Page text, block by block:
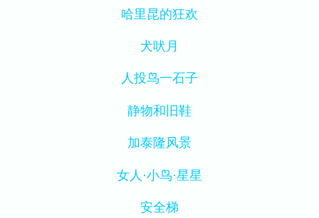
哈里昆的狂欢
犬吠月
人投鸟一石子
静物和旧鞋
加泰隆风景
女人·小鸟·星星
安全梯